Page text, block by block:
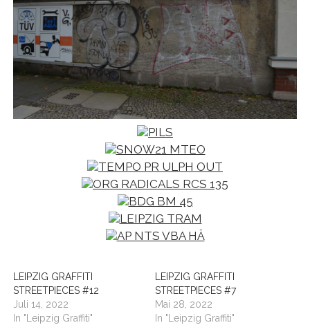
LEIPZIG GRAFFITI
STREETPIECES #12
Juli 14, 2022
In "Leipzig Graffiti"
LEIPZIG GRAFFITI
STREETPIECES #7
Mai 28, 2022
In "Leipzig Graffiti"